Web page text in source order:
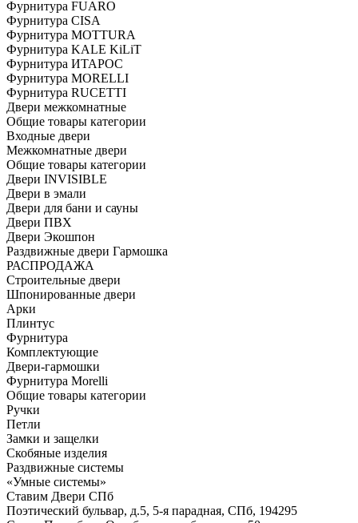
Фурнитура FUARO
Фурнитура CISA
Фурнитура MOTTURA
Фурнитура KALE KiLiT
Фурнитура ИТАРОС
Фурнитура MORELLI
Фурнитура RUCETTI
Двери межкомнатные
Общие товары категории
Входные двери
Межкомнатные двери
Общие товары категории
Двери INVISIBLE
Двери в эмали
Двери для бани и сауны
Двери ПВХ
Двери Экошпон
Раздвижные двери Гармошка
РАСПРОДАЖА
Строительные двери
Шпонированные двери
Арки
Плинтус
Фурнитура
Комплектующие
Двери-гармошки
Фурнитура Morelli
Общие товары категории
Ручки
Петли
Замки и защелки
Скобяные изделия
Раздвижные системы
«Умные системы»
Ставим Двери СПб
Поэтический бульвар, д.5, 5-я парадная, СПб, 194295